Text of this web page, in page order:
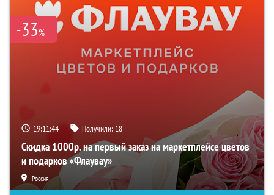
-33%
19:11:43 Получили: 18
Скидка 1000р. на первый заказ на маркетплейсе цветов
и подарков «Флаувау»
Россия